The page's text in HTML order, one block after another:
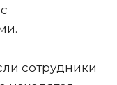
сотрудники